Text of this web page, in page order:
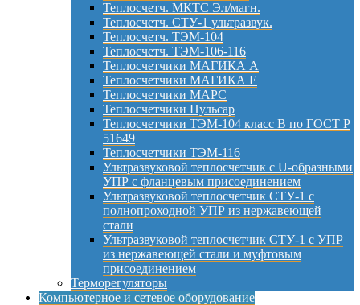
Теплосчетч. МКТС Эл/магн.
Теплосчетч. СТУ-1 ультразвук.
Теплосчетч. ТЭМ-104
Теплосчетч. ТЭМ-106-116
Теплосчетчики МАГИКА А
Теплосчетчики МАГИКА Е
Теплосчетчики МАРС
Теплосчетчики Пульсар
Теплосчетчики ТЭМ-104 класс B по ГОСТ Р
51649
Теплосчетчики ТЭМ-116
Ультразвуковой теплосчетчик с U-образными
УПР с фланцевым присоединением
Ультразвуковой теплосчетчик СТУ-1 с
полнопроходной УПР из нержавеющей
стали
Ультразвуковой теплосчетчик СТУ-1 с УПР
из нержавеющей стали и муфтовым
присоединением
Терморегуляторы
Компьютерное и сетевое оборудование